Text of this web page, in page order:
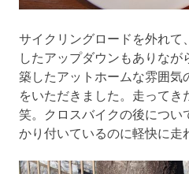
サイクリングロードを外れて
したアップダウンもありな
築したアットホームな雰囲気
をいただきました。走ってき
笑。クロスバイクの後につい
かり付いているのに軽快に走